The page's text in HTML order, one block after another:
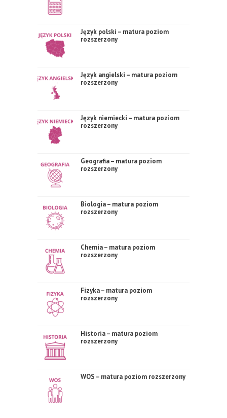
Język polski – matura poziom
rozszerzony
Język angielski – matura poziom
rozszerzony
Język niemiecki – matura poziom
rozszerzony
Geografia – matura poziom
rozszerzony
Biologia – matura poziom
rozszerzony
Chemia – matura poziom
rozszerzony
Fizyka – matura poziom
rozszerzony
Historia – matura poziom
rozszerzony
WOS – matura poziom rozszerzony